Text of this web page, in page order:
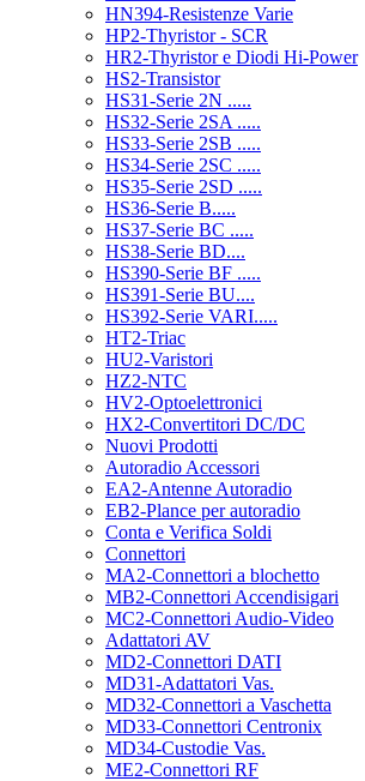
HN394-Resistenze Varie
HP2-Thyristor - SCR
HR2-Thyristor e Diodi Hi-Power
HS2-Transistor
HS31-Serie 2N .....
HS32-Serie 2SA .....
HS33-Serie 2SB .....
HS34-Serie 2SC .....
HS35-Serie 2SD .....
HS36-Serie B.....
HS37-Serie BC .....
HS38-Serie BD....
HS390-Serie BF .....
HS391-Serie BU....
HS392-Serie VARI.....
HT2-Triac
HU2-Varistori
HZ2-NTC
HV2-Optoelettronici
HX2-Convertitori DC/DC
Nuovi Prodotti
Autoradio Accessori
EA2-Antenne Autoradio
EB2-Plance per autoradio
Conta e Verifica Soldi
Connettori
MA2-Connettori a blochetto
MB2-Connettori Accendisigari
MC2-Connettori Audio-Video
Adattatori AV
MD2-Connettori DATI
MD31-Adattatori Vas.
MD32-Connettori a Vaschetta
MD33-Connettori Centronix
MD34-Custodie Vas.
ME2-Connettori RF